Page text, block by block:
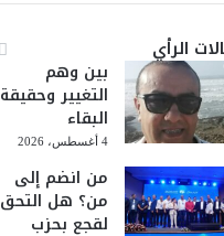
الرأي
بين وهم
التغيير وحقيقة
البقاء
4 أغسطس، 2026
من انضم إلى
من؟ هل التحق
لقجع بحزب